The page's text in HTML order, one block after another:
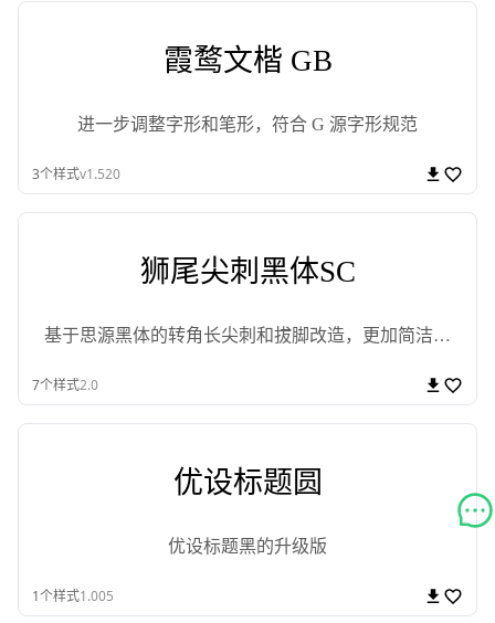
霞鹜文楷 GB
进一步调整字形和笔形，符合 G 源字形规范
3个样式v1.520
狮尾尖刺黑体SC
基于思源黑体的转角长尖刺和拔脚改造，更加简洁现
7个样式2.0
优设标题圆
优设标题黑的升级版
1个样式1.005